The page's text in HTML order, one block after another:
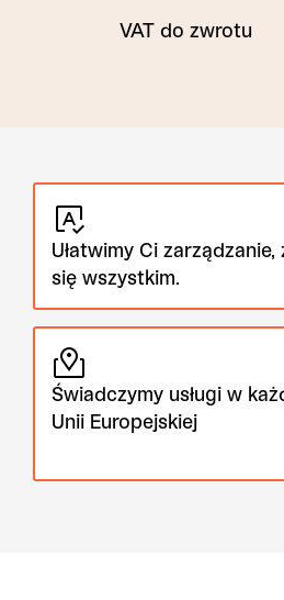
VAT do zwrotu
Ułatwimy Ci zarządzanie,
się wszystkim.
Świadczymy usługi w
Unii Europejskiej